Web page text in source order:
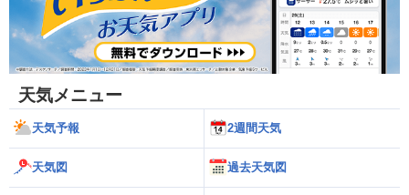
天気メニュー
天気予報 2週間天気
天気図 過去天気図